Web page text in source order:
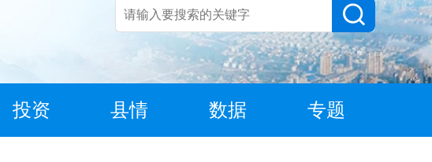
投资 县情 数据 专题